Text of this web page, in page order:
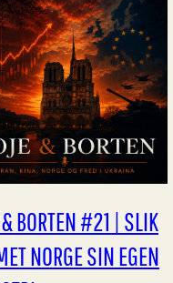
BORTEN #21 | SLIK
NORGE SIN EGEN